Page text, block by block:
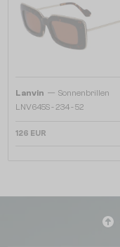
Lanvin — Sonnenbrillen
LNV645S - 234 - 52
126 EUR